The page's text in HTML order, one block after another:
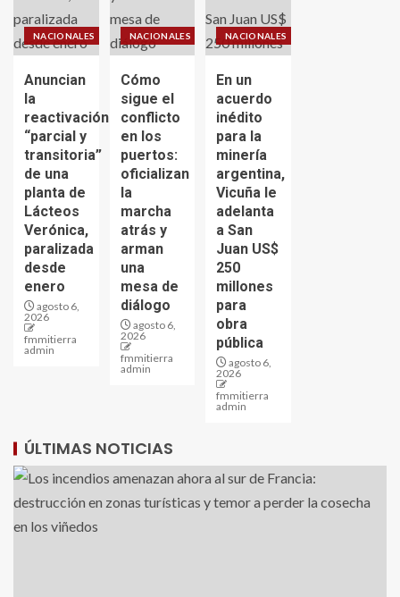
NACIONALES
Anuncian
la
reactivación
“parcial y
transitoria”
de una
planta de
Lácteos
Verónica,
paralizada
desde
enero
agosto 6,
2026
fmmitierra
admin
NACIONALES
Cómo
sigue el
conflicto
en los
puertos:
oficializan
la
marcha
atrás y
arman
una
mesa de
diálogo
agosto 6,
2026
fmmitierra
admin
NACIONALES
En un
acuerdo
inédito
para la
minería
argentina,
Vicuña le
adelanta
a San
Juan US$
250
millones
para
obra
pública
agosto 6,
2026
fmmitierra
admin
ÚLTIMAS NOTICIAS